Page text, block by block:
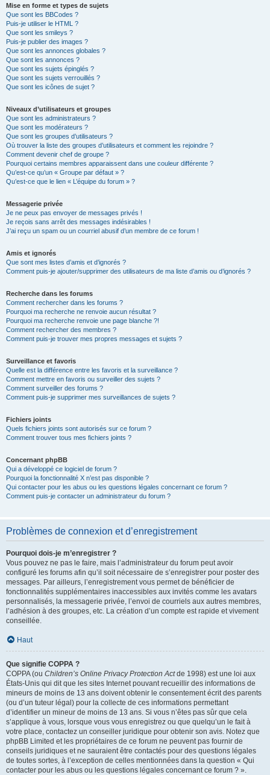
Mise en forme et types de sujets
Que sont les BBCodes ?
Puis-je utiliser le HTML ?
Que sont les smileys ?
Puis-je publier des images ?
Que sont les annonces globales ?
Que sont les annonces ?
Que sont les sujets épinglés ?
Que sont les sujets verrouillés ?
Que sont les icônes de sujet ?
Niveaux d’utilisateurs et groupes
Que sont les administrateurs ?
Que sont les modérateurs ?
Que sont les groupes d’utilisateurs ?
Où trouver la liste des groupes d’utilisateurs et comment les rejoindre ?
Comment devenir chef de groupe ?
Pourquoi certains membres apparaissent dans une couleur différente ?
Qu’est-ce qu’un « Groupe par défaut » ?
Qu’est-ce que le lien « L’équipe du forum » ?
Messagerie privée
Je ne peux pas envoyer de messages privés !
Je reçois sans arrêt des messages indésirables !
J’ai reçu un spam ou un courriel abusif d’un membre de ce forum !
Amis et ignorés
Que sont mes listes d’amis et d’ignorés ?
Comment puis-je ajouter/supprimer des utilisateurs de ma liste d’amis ou d’ignorés ?
Recherche dans les forums
Comment rechercher dans les forums ?
Pourquoi ma recherche ne renvoie aucun résultat ?
Pourquoi ma recherche renvoie une page blanche ?!
Comment rechercher des membres ?
Comment puis-je trouver mes propres messages et sujets ?
Surveillance et favoris
Quelle est la différence entre les favoris et la surveillance ?
Comment mettre en favoris ou surveiller des sujets ?
Comment surveiller des forums ?
Comment puis-je supprimer mes surveillances de sujets ?
Fichiers joints
Quels fichiers joints sont autorisés sur ce forum ?
Comment trouver tous mes fichiers joints ?
Concernant phpBB
Qui a développé ce logiciel de forum ?
Pourquoi la fonctionnalité X n’est pas disponible ?
Qui contacter pour les abus ou les questions légales concernant ce forum ?
Comment puis-je contacter un administrateur du forum ?
Problèmes de connexion et d’enregistrement
Pourquoi dois-je m’enregistrer ?
Vous pouvez ne pas le faire, mais l’administrateur du forum peut avoir
configuré les forums afin qu’il soit nécessaire de s’enregistrer pour poster des
messages. Par ailleurs, l’enregistrement vous permet de bénéficier de
fonctionnalités supplémentaires inaccessibles aux invités comme les avatars
personnalisés, la messagerie privée, l’envoi de courriels aux autres membres,
l’adhésion à des groupes, etc. La création d’un compte est rapide et vivement
conseillée.
Haut
Que signifie COPPA ?
COPPA (ou Children’s Online Privacy Protection Actde 1998) est une loi aux
États-Unis qui dit que les sites Internet pouvant recueillir des informations de
mineurs de moins de 13 ans doivent obtenir le consentement écrit des parents
(ou d’un tuteur légal) pour la collecte de ces informations permettant
d’identifier un mineur de moins de 13 ans. Si vous n’êtes pas sûr que cela
s’applique à vous, lorsque vous vous enregistrez ou que quelqu’un le fait à
votre place, contactez un conseiller juridique pour obtenir son avis. Notez que
phpBB Limited et les propriétaires de ce forum ne peuvent pas fournir de
conseils juridiques et ne sauraient être contactés pour des questions légales
de toutes sortes, à l’exception de celles mentionnées dans la question « Qui
contacter pour les abus ou les questions légales concernant ce forum ? ».